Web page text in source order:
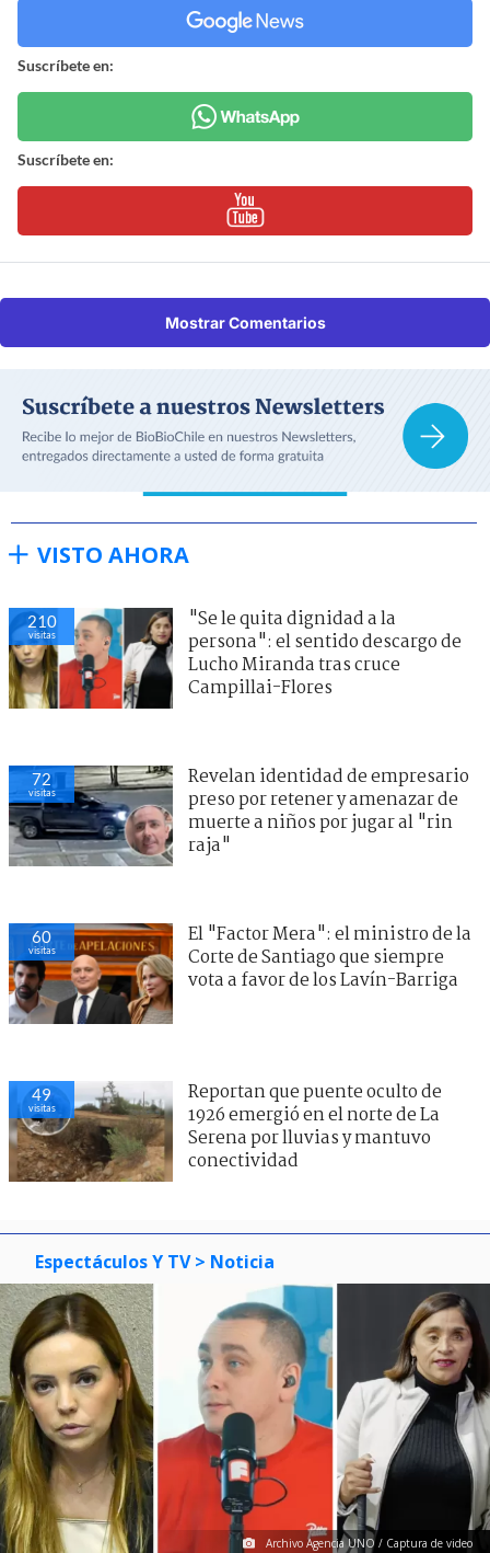
Suscríbete en:
Suscríbete en:
Mostrar Comentarios
VISTO AHORA
210
visitas
"Se le quita dignidad a la
persona": el sentido descargo de
Lucho Miranda tras cruce
Campillai-Flores
72
visitas
Revelan identidad de empresario
preso por retener y amenazar de
muerte a niños por jugar al "rin
raja"
60
visitas
El "Factor Mera": el ministro de la
Corte de Santiago que siempre
vota a favor de los Lavín-Barriga
49
visitas
Reportan que puente oculto de
1926 emergió en el norte de La
Serena por lluvias y mantuvo
conectividad
Espectáculos Y TV > Noticia
Archivo Agencia UNO / Captura de video